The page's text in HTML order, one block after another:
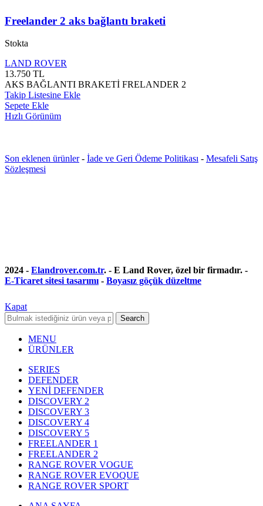
Freelander 2 aks bağlantı braketi
Stokta
LAND ROVER
13.750 TL
AKS BAĞLANTI BRAKETİ FRELANDER 2
Takip Listesine Ekle
Sepete Ekle
Hızlı Görünüm
Son eklenen ürünler- İade ve Geri Ödeme Politikası - Mesafeli Satış
Sözleşmesi
2024 - Elandrover.com.tr. - E Land Rover, özel bir firmadır. -
E-Ticaret sitesi tasarımı- Boyasız göçük düzeltme
Kapat
Search
MENU
ÜRÜNLER
SERIES
DEFENDER
YENİ DEFENDER
DISCOVERY 2
DISCOVERY 3
DISCOVERY 4
DISCOVERY 5
FREELANDER 1
FREELANDER 2
RANGE ROVER VOGUE
RANGE ROVER EVOQUE
RANGE ROVER SPORT